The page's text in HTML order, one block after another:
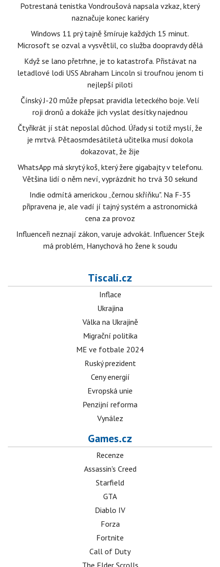
Potrestaná tenistka Vondroušová napsala vzkaz, který
naznačuje konec kariéry
Windows 11 prý tajně šmíruje každých 15 minut.
Microsoft se ozval a vysvětlil, co služba doopravdy dělá
Když se lano přetrhne, je to katastrofa. Přistávat na
letadlové lodi USS Abraham Lincoln si troufnou jenom ti
nejlepší piloti
Čínský J-20 může přepsat pravidla leteckého boje. Velí
roji dronů a dokáže jich vyslat desítky najednou
Čtyřikrát jí stát neposlal důchod. Úřady si totiž myslí, že
je mrtvá. Pětaosmdesátiletá učitelka musí dokola
dokazovat, že žije
WhatsApp má skrytý koš, který žere gigabajty v telefonu.
Většina lidí o něm neví, vyprázdnit ho trvá 30 sekund
Indie odmítá americkou „černou skříňku". Na F-35
připravena je, ale vadí jí tajný systém a astronomická
cena za provoz
Influenceři neznají zákon, varuje advokát. Influencer Stejk
má problém, Hanychová ho žene k soudu
Tiscali.cz
Inflace
Ukrajina
Válka na Ukrajině
Migrační politika
ME ve fotbale 2024
Ruský prezident
Ceny energií
Evropská unie
Penzijní reforma
Vynález
Games.cz
Recenze
Assassin's Creed
Starfield
GTA
Diablo IV
Forza
Fortnite
Call of Duty
The Elder Scrolls